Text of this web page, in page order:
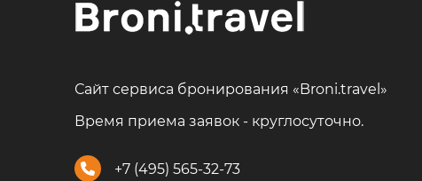
Сайт сервиса бронирования «Broni.travel»
Время приема заявок - круглосуточно.
+7 (495) 565-32-73